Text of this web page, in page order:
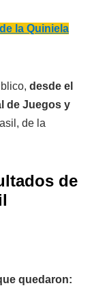
la Quiniela
desde el
de Juegos y
de la
de
quedaron: